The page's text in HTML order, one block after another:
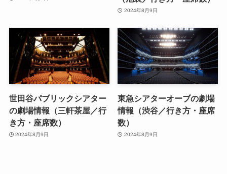
2024年8月9日
世田谷パブリックシアター
の劇場情報（三軒茶屋／行
き方・座席数）
2024年8月9日
東急シアターオーブの劇場
情報（渋谷／行き方・座席
数）
2024年8月9日